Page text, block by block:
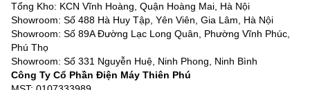
Tivi Sony LCD 4K:Sử dụng màn hình LCD với ưu
điểm là giá thành rẻ, chất lượng hình ảnh tốt
Tivi Sony LED 4K:Sử dụng màn hình tinh thể lỏng
với lớp đèn LED để phát sáng các điểm ảnh trên tấm
nền cho ra chất lượng hình ảnh chi tiết hơn màn hình
Tổng Kho: KCN Vĩnh Hoàng, Quận Hoàng Mai, Hà Nội
Showroom: Số 488 Hà Huy Tập, Yên Viên, Gia Lâm, Hà Nội
Showroom: Số 89A Đường Lạc Long Quân, Phường Vĩnh Phúc,
Phú Thọ
Showroom: Số 331 Nguyễn Huệ, Ninh Phong, Ninh Bình
Công Ty Cổ Phần Điện Máy Thiên Phú